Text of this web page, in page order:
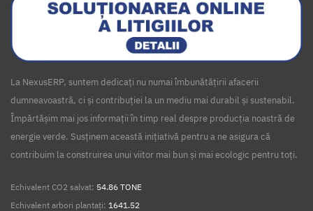
La NexusERP, suntem dedicați nu numai îmbunătățirii afacerii
dumneavoastră, ci și contribuției la un mediu mai durabil și sustenabil.
Împărtășim mai jos informații în timp real despre producția noastră de
energie verde. Susținem această inițiativă pentru a ne asigura că
contribuim la construirea unui viitor mai bun și mai ecologic pentru toți.
Echivalent CO2 salvat: 54.86 TONE
Echivalent arbori plantați: 1641.52